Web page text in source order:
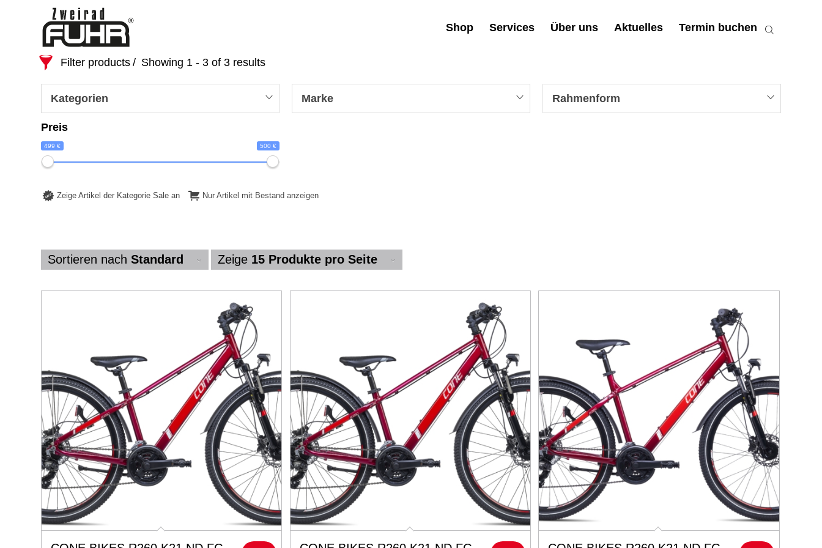
Shop Services Über uns Aktuelles Termin buchen
Filter products Showing 1 - 3 of 3 results
Kategorien Marke Rahmenform
Preis
499 € 500 €
Zeige Artikel der Kategorie Sale an Nur Artikel mit Bestand anzeigen
Sortieren nach Standard Zeige 15 Produkte pro Seite